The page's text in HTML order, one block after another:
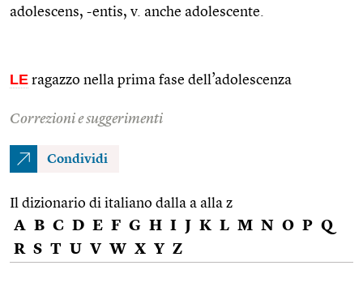
adolescens, -entis, v. anche adolescente.
LE ragazzo nella prima fase dell’adolescenza
Correzioni e suggerimenti
Condividi
Il dizionario di italiano dalla a alla z
A B C D E F G H I J K L M N O P Q
R S T U V W X Y Z